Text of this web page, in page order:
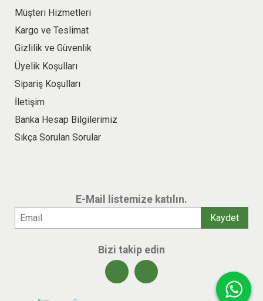
Müşteri Hizmetleri
Kargo ve Teslimat
Gizlilik ve Güvenlik
Üyelik Koşulları
Sipariş Koşulları
İletişim
Banka Hesap Bilgilerimiz
Sıkça Sorulan Sorular
E-Mail listemize katılın.
Bizi takip edin